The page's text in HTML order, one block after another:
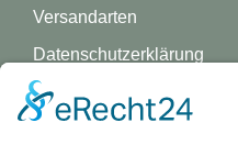
Versandarten
Datenschutz­erklärung
Impressum